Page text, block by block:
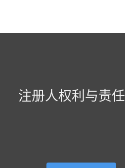
注册人权利与责任